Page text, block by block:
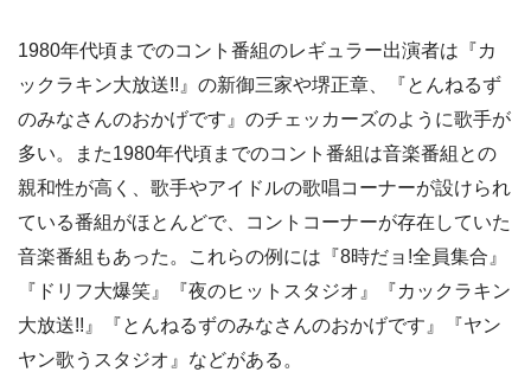
1980年代頃までのコント番組のレギュラー出演者は『カ
ックラキン大放送!!』の新御三家や堺正章、『とんねるず
のみなさんのおかげです』のチェッカーズのように歌手が
多い。また1980年代頃までのコント番組は音楽番組との
親和性が高く、歌手やアイドルの歌唱コーナーが設けられ
ている番組がほとんどで、コントコーナーが存在していた
音楽番組もあった。これらの例には『8時だョ!全員集合』
『ドリフ大爆笑』『夜のヒットスタジオ』『カックラキン
大放送!!』『とんねるずのみなさんのおかげです』『ヤン
ヤン歌うスタジオ』などがある。